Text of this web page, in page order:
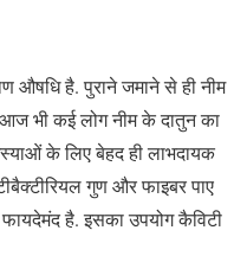
औषधि है. पुराने जमाने से ही नीम
आज भी कई लोग नीम के दातुन का
के लिए बेहद ही लाभदायक
गुण और फाइबर पाए
है. इसका उपयोग कैविटी